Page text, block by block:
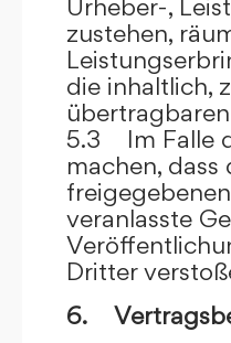
Urheber-,
zustehen,
die inhaltlich,
5.3 Im Falle
machen,
veranlasste
Dritter
6.